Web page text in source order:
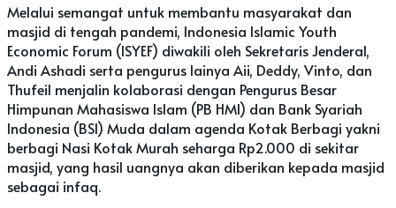
Melalui semangat untuk membantu masyarakat dan
masjid di tengah pandemi, Indonesia Islamic Youth
Economic Forum (ISYEF) diwakili oleh Sekretaris Jenderal,
Andi Ashadi serta pengurus lainya Aii, Deddy, Vinto, dan
Thufeil menjalin kolaborasi dengan Pengurus Besar
Himpunan Mahasiswa Islam (PB HMI) dan Bank Syariah
Indonesia (BSI) Muda dalam agenda Kotak Berbagi yakni
berbagi Nasi Kotak Murah seharga Rp2.000 di sekitar
masjid, yang hasil uangnya akan diberikan kepada masjid
sebagai infaq.